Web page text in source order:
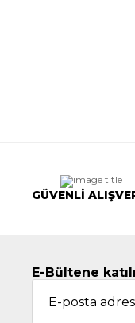
GÜVENLİ
E-Bültene